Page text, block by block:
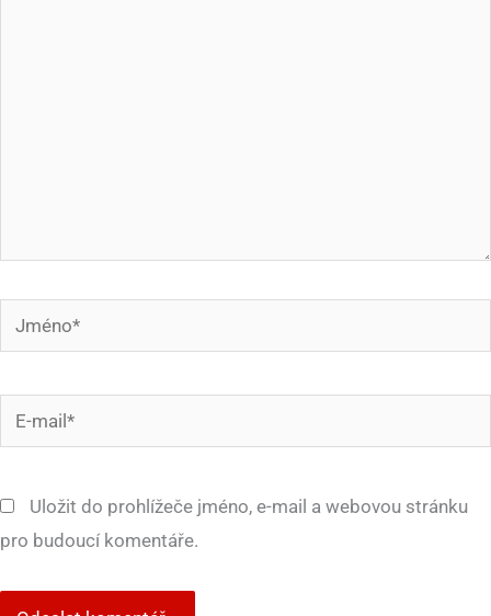
Jméno*
mail*
Uložit do prohlížeče jméno, e-mail a webovou stránku
pro budoucí komentáře.